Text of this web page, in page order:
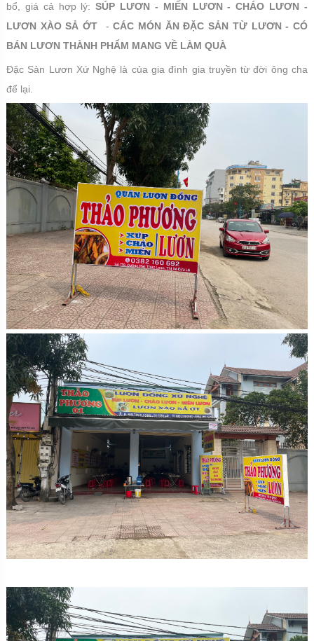
bổ, giá cả hợp lý:SÚP LƯƠN - MIẾN LƯƠN - CHÁO LƯƠN -
LƯƠN XÀO SẢ ỚT -CÁC MÓN ĂN ĐẶC SẢN TỪ LƯƠN - CÓ
BÁN LƯƠN THÀNH PHẨM MANG VỀ LÀM QUÀ
Đặc Sản Lươn Xứ Nghệ là của gia đình gia truyền từ đời ông cha
để lại.